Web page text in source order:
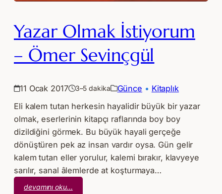
Yazar Olmak İstiyorum
– Ömer Sevinçgül
11 Ocak 2017 3–5 dakika Günce • Kitaplık
Eli kalem tutan herkesin hayalidir büyük bir yazar
olmak, eserlerinin kitapçı raflarında boy boy
dizildiğini görmek. Bu büyük hayali gerçeğe
dönüştüren pek az insan vardır oysa. Gün gelir
kalem tutan eller yorulur, kalemi bırakır, klavyeye
sarılır, sanal âlemlerde at koşturmaya…
devamını oku…